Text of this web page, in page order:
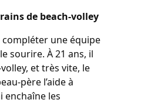
de beach-volley
compléter une équipe
sourire. À 21 ans, il
et très vite, le
père l’aide à
enchaîne les